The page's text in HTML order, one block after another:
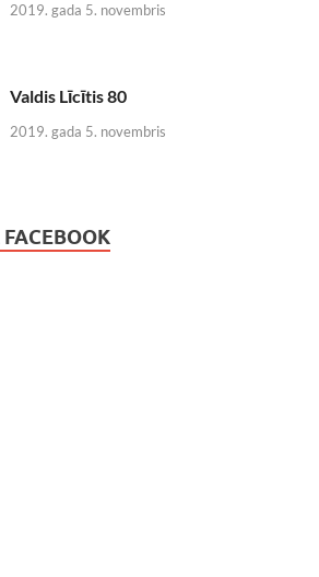
2019. gada 5. novembris
Valdis Līcītis 80
2019. gada 5. novembris